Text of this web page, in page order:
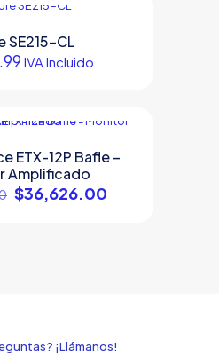
SE215-CL
IVA Incluido
ETX-12P Bafle –
Amplificado
Original
price
$36,626.00
¡Llámanos!